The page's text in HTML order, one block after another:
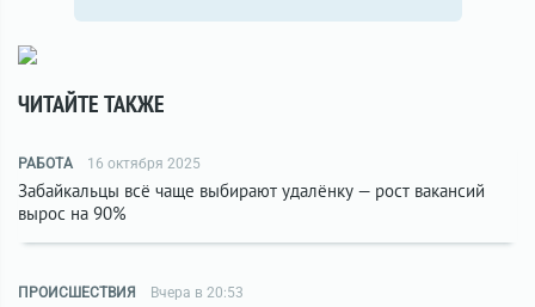
ЧИТАЙТЕ ТАКЖЕ
РАБОТА 16 октября 2025
Забайкальцы всё чаще выбирают удалёнку — рост вакансий
вырос на 90%
ПРОИСШЕСТВИЯ Вчера в 20:53